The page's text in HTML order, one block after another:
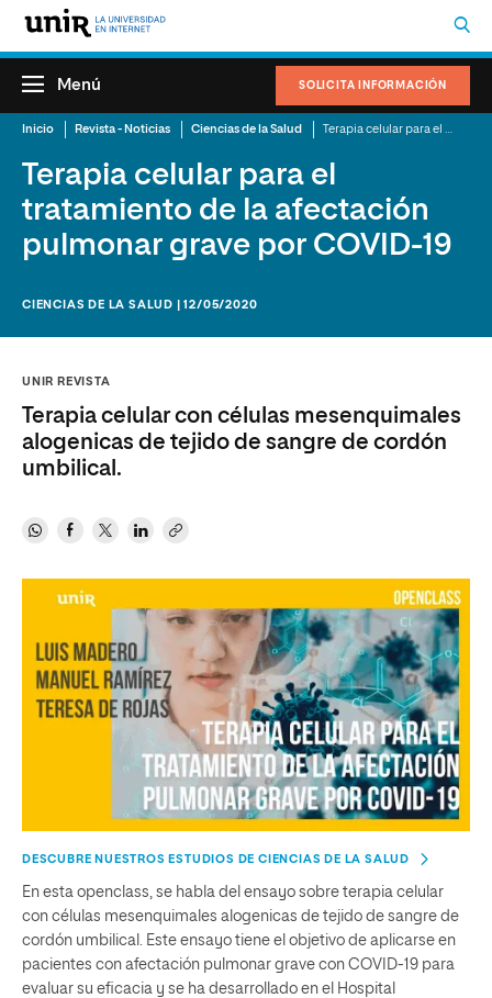
SOLICITA INFORMACIÓN
Menú
Inicio Revista - Noticias Ciencias de la Salud
Terapia celular para el
tratamiento de la afectación
pulmonar grave por COVID-19
CIENCIAS DE LA SALUD | 12/05/2020
UNIR REVISTA
Terapia celular con células mesenquimales
alogenicas de tejido de sangre de cordón
umbilical.
DESCUBRE NUESTROS ESTUDIOS DE CIENCIAS DE LA SALUD
En esta openclass, se habla del ensayo sobre terapia celular
con células mesenquimales alogenicas de tejido de sangre de
cordón umbilical. Este ensayo tiene el objetivo de aplicarse en
pacientes con afectación pulmonar grave con COVID-19 para
evaluar su eficacia y se ha desarrollado en el Hospital